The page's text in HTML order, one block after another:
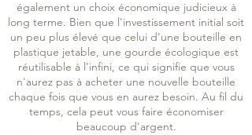
également un choix économique judicieux à
long terme. Bien que l'investissement initial soit
un peu plus élevé que celui d'une bouteille en
plastique jetable, une gourde écologique est
réutilisable à l'infini, ce qui signifie que vous
n'aurez pas à acheter une nouvelle bouteille
chaque fois que vous en aurez besoin. Au fil du
temps, cela peut vous faire économiser
beaucoup d'argent.